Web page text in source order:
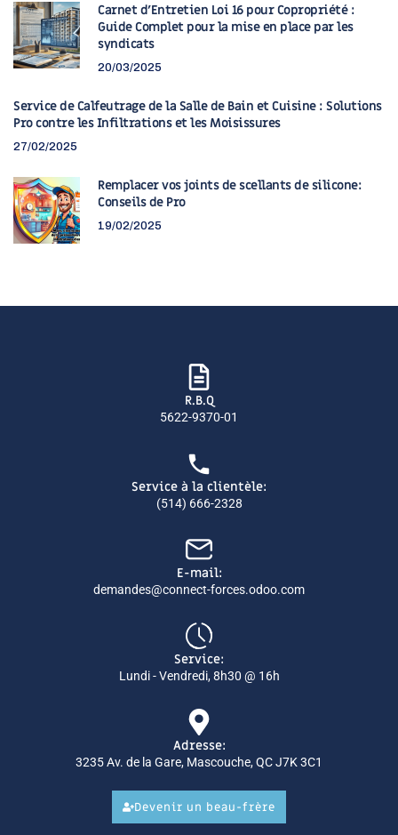
Carnet d’Entretien Loi 16 pour Copropriété :
Guide Complet pour la mise en place par les
syndicats
20/03/2025
Service de Calfeutrage de la Salle de Bain et Cuisine : Solutions
Pro contre les Infiltrations et les Moisissures
27/02/2025
Remplacer vos joints de scellants de silicone:
Conseils de Pro
19/02/2025
R.B.Q
5622-9370-01
Service à la clientèle:
(514) 666-2328
E-mail:
demandes@connect-forces.odoo.com
Service:
Lundi - Vendredi, 8h30 @ 16h
Adresse:
3235 Av. de la Gare, Mascouche, QC J7K 3C1
Devenir un beau-frère